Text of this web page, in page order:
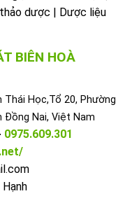
dược | Dược liệu
BIÊN HOÀ
Thái Học,Tổ 20, Phường
Đồng Nai, Việt Nam
0975.609.301
Hạnh